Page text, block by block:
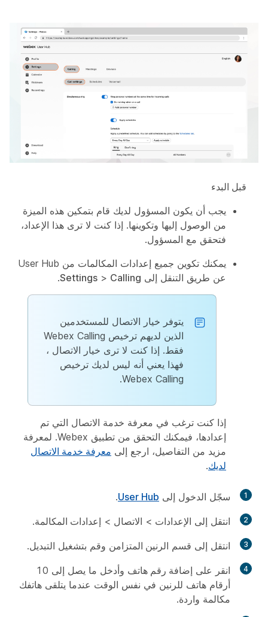
قبل البدء
يجب أن يكون المسؤول لديك قام بتمكين هذه الميزة
من الوصول إليها وتكوينها. إذا كنت لا ترى هذا الإعداد،
فتحقق مع المسؤول.
يمكنك تكوين جميع إعدادات المكالمات من User Hub
عن طريق التنقل إلى
Settings > Calling
.
يتوفر خيار الاتصال للمستخدمين
الذين لديهم ترخيص Webex Calling
فقط. إذا كنت لا ترى خيار الاتصال ،
فهذا يعني أنه ليس لديك ترخيص
Webex Calling.
إذا كنت ترغب في معرفة خدمة الاتصال التي تم
إعدادها، فيمكنك التحقق من تطبيق Webex. لمعرفة
مزيد من التفاصيل، ارجع إلى معرفة خدمة الاتصال
لديك.
1 سجّل الدخول إلى User Hub
.
2 انتقل إلى الإعدادات > الاتصال > إعدادات المكالمة.
3 انتقل إلى قسم الرنين المتزامن وقم بتشغيل التبديل.
4 انقر على إضافة رقم هاتف
وأدخل ما يصل إلى 10
أرقام هاتف للرنين في نفس الوقت عندما يتلقى هاتفك
مكالمة واردة.